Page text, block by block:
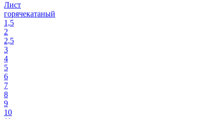
Лист
горячекатаный
1,5
2
2,5
3
4
5
6
7
8
9
10